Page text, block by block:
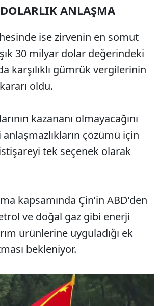
ANLAŞMA
ise zirvenin en somut
30 milyar dolar değerindeki
karşılıklı gümrük vergilerinin
oldu.
kazananı olmayacağını
çözümü için
tek seçenek olarak
kapsamında Çin’in ABD’den
ve doğal gaz gibi enerji
ürünlerine uyguladığı ek
bekleniyor.